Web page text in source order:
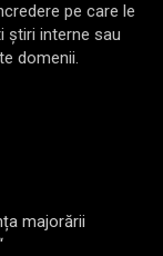
pe care le
ştiri interne sau
domenii.
majorării